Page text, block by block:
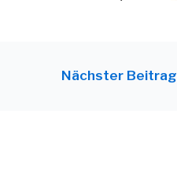
Nächster Beitrag